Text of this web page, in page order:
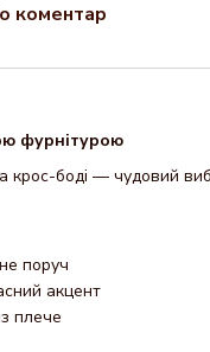
коментар
фурнітурою
крос-боді — чудовий
поруч
акцент
плече